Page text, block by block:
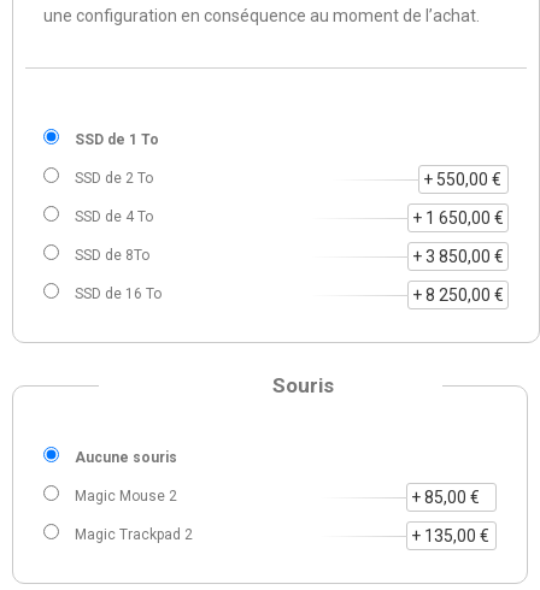
une configuration en conséquence au moment de l’achat.
SSD de 1 To
SSD de 2 To + 550,00 €
SSD de 4 To + 1 650,00 €
SSD de 8To + 3 850,00 €
SSD de 16 To + 8 250,00 €
Souris
Aucune souris
Magic Mouse 2 + 85,00 €
Magic Trackpad 2 + 135,00 €